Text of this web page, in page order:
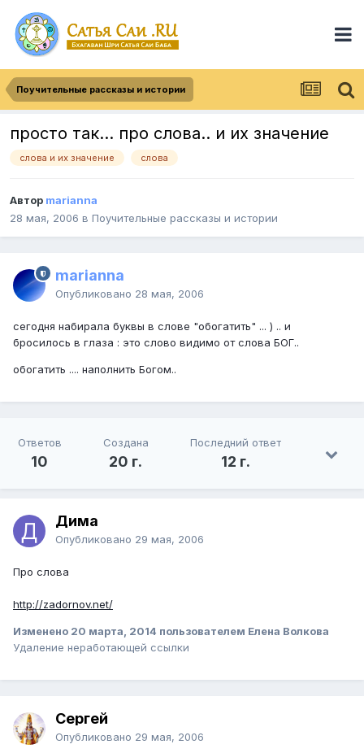
Поучительные рассказы и истории
просто так... про слова.. и их значение
слова и их значение слова
Автор marianna
28 мая, 2006 в Поучительные рассказы и истории
marianna
Опубликовано 28 мая, 2006
сегодня набирала буквы в слове "обогатить" ... ) .. и
бросилось в глаза : это слово видимо от слова БОГ..
обогатить .... наполнить Богом..
Ответов
10
Создана
20 г.
Последний ответ
12 г.
Дима
Опубликовано 29 мая, 2006
Про слова
http://zadornov.net/
Изменено 20 марта, 2014 пользователем Елена Волкова
Удаление неработающей ссылки
Сергей
Опубликовано 29 мая, 2006